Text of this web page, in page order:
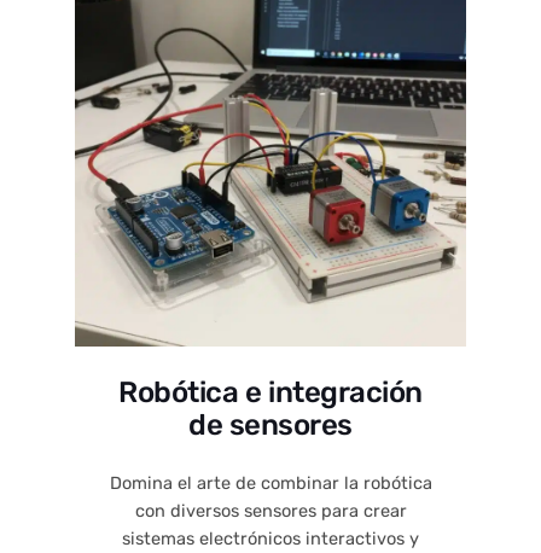
Robótica e integración
de sensores
Domina el arte de combinar la robótica
con diversos sensores para crear
sistemas electrónicos interactivos y